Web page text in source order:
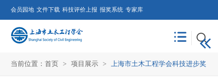
会员园地 文件下载 科技评价上报 报奖系统 专家库
当前位置：首页 > 项目展示 > 上海市土木工程学会科技进步奖